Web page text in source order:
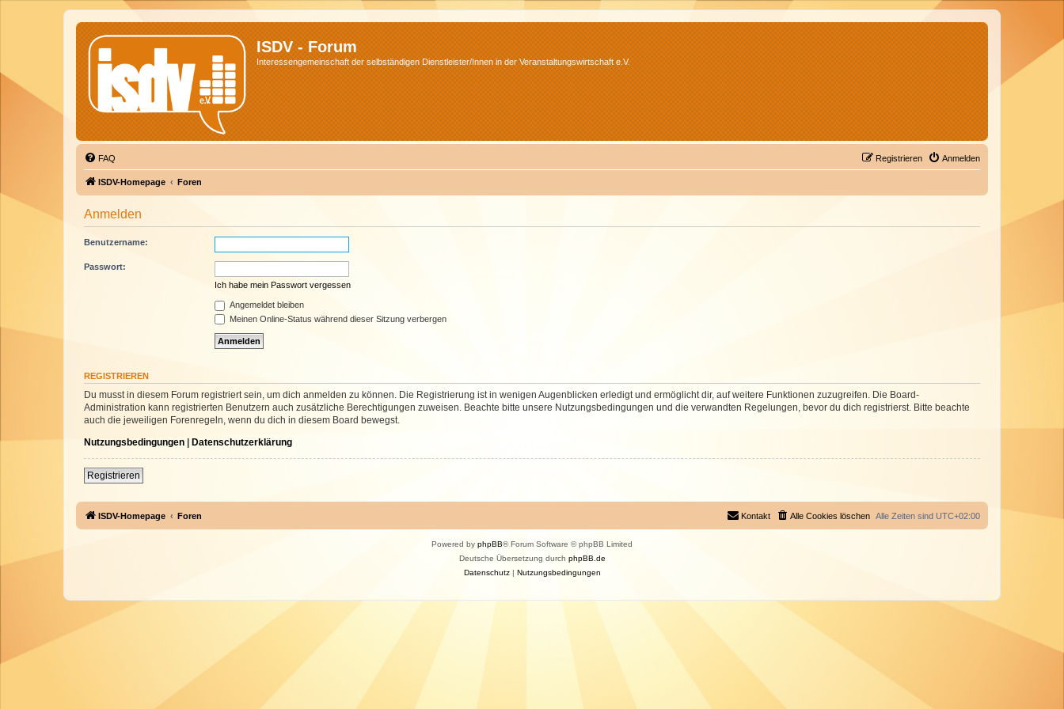
ISDV - Forum
Interessengemeinschaft der selbständigen Dienstleister/Innen in der Veranstaltungswirtschaft e.V.
FAQ Anmelden
Registrieren
ISDV-Homepage Foren
Anmelden
Benutzername:
Passwort:
Ich habe mein Passwort vergessen
Angemeldet bleiben
Meinen Online-Status während dieser Sitzung verbergen
REGISTRIEREN
Du musst in diesem Forum registriert sein, um dich anmelden zu können. Die Registrierung ist in wenigen Augenblicken erledigt und ermöglicht dir, auf weitere Funktionen zuzugreifen. Die Board-
Administration kann registrierten Benutzern auch zusätzliche Berechtigungen zuweisen. Beachte bitte unsere Nutzungsbedingungen und die verwandten Regelungen, bevor du dich registrierst. Bitte beachte
auch die jeweiligen Forenregeln, wenn du dich in diesem Board bewegst.
Nutzungsbedingungen | Datenschutzerklärung
Registrieren
ISDV-Homepage Foren Alle Zeiten sind UTC+02:00
Alle Cookies löschen
Kontakt
Powered by phpBB® Forum Software © phpBB Limited
Deutsche Übersetzung durch phpBB.de
Datenschutz| Nutzungsbedingungen